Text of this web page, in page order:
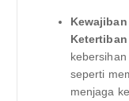
seperti
menjaga